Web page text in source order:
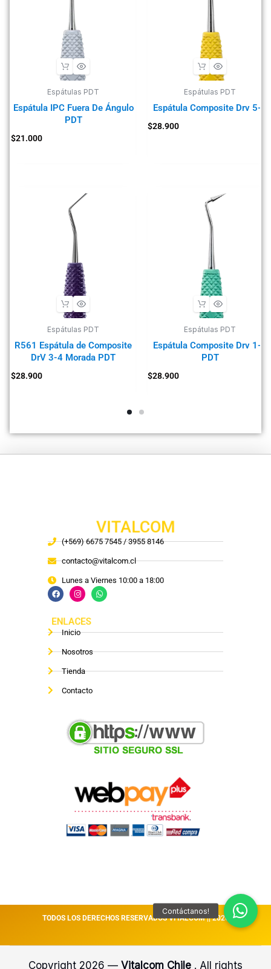
Espátulas PDT
Espátula IPC Fuera De Ángulo
PDT
$21.000
Espátulas PDT
Espátula Composite Drv 5-6
$28.900
Espátulas PDT
R561 Espátula de Composite
DrV 3-4 Morada PDT
$28.900
Espátulas PDT
Espátula Composite Drv 1-2
PDT
$28.900
VITALCOM
(+569) 6675 7545 / 3955 8146
contacto@vitalcom.cl
Lunes a Viernes 10:00 a 18:00
ENLACES
Inicio
Nosotros
Tienda
Contacto
TODOS LOS DERECHOS RESERVADOS VITALCOM || 2026
Copyright 2026 — Vitalcom Chile . All rights